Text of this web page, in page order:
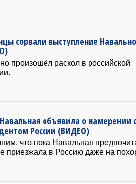
сорвали выступление
произошёл раскол в российской
объявила о намерении
России (ВИДЕО)
что пока Навальная
приезжала в Россию даже на